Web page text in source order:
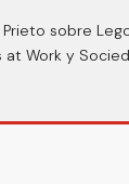
sobre
at Work y